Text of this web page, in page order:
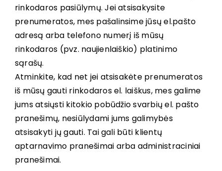
rinkodaros pasiūlymų. Jei atsisakysite
prenumeratos, mes pašalinsime jūsų el.pašto
adresą arba telefono numerį iš mūsų
rinkodaros (pvz. naujienlaiškio) platinimo
sąrašų.
Atminkite, kad net jei atsisakėte prenumeratos
iš mūsų gauti rinkodaros el. laiškus, mes galime
jums atsiųsti kitokio pobūdžio svarbių el. pašto
pranešimų, nesiūlydami jums galimybės
atsisakyti jų gauti. Tai gali būti klientų
aptarnavimo pranešimai arba administraciniai
pranešimai.